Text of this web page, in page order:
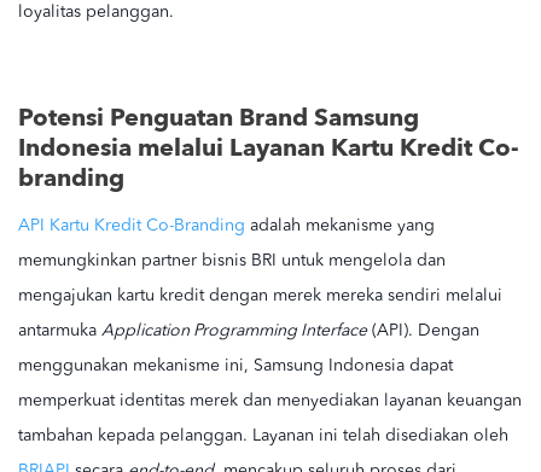
loyalitas pelanggan.
Potensi Penguatan Brand Samsung
Indonesia melalui Layanan Kartu Kredit Co-
branding
API Kartu Kredit Co-Branding adalah mekanisme yang
memungkinkan partner bisnis BRI untuk mengelola dan
mengajukan kartu kredit dengan merek mereka sendiri melalui
antarmuka Application Programming Interface(API). Dengan
menggunakan mekanisme ini, Samsung Indonesia dapat
memperkuat identitas merek dan menyediakan layanan keuangan
tambahan kepada pelanggan. Layanan ini telah disediakan oleh